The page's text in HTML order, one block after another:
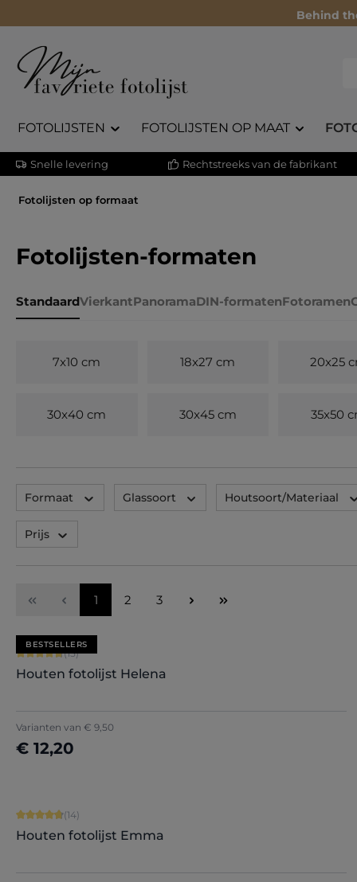
Behind
FOTOLIJSTEN FOTOLIJSTEN OP MAAT
Snelle levering Rechtstreeks van de fabrikant
Fotolijsten op formaat
Fotolijsten-formaten
StandaardVierkantPanoramaDIN-formatenFotoramen
7x10 cm 18x27 cm 20x25
30x40 cm 30x45 cm 35x50
Formaat Glassoort Houtsoort/Materiaal
Prijs
Pagina
1 Pagina
2 Pagina
3
BESTSELLERS
Gemiddelde waardering van 4.8 van 5 sterren
(15)
Houten fotolijst Helena
Varianten van € 9,50
€ 12,20
Nu configureren
Gemiddelde waardering van 4.86 van 5 sterren
(14)
Houten fotolijst Emma